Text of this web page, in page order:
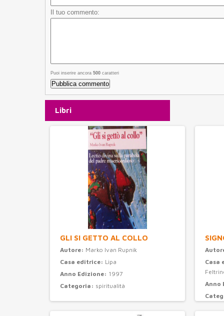
Il tuo commento:
Puoi inserire ancora 500 caratteri
Libri
GLI SI GETTO AL COLLO
Autore: Marko Ivan Rupnik
Casa editrice: Lipa
Anno Edizione: 1997
Categoria: spiritualità
Casa
Anno